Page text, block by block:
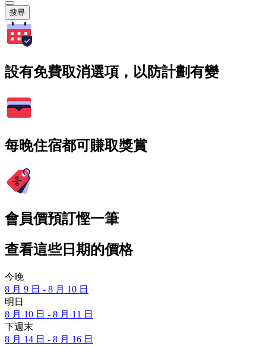
搜尋
設有免費取消選項，以防計劃有變
每晚住宿都可賺取獎賞
會員價預訂慳一筆
查看這些日期的價格
今晚
8 月 9 日 - 8 月 10 日
明日
8 月 10 日 - 8 月 11 日
下週末
8 月 14 日 - 8 月 16 日